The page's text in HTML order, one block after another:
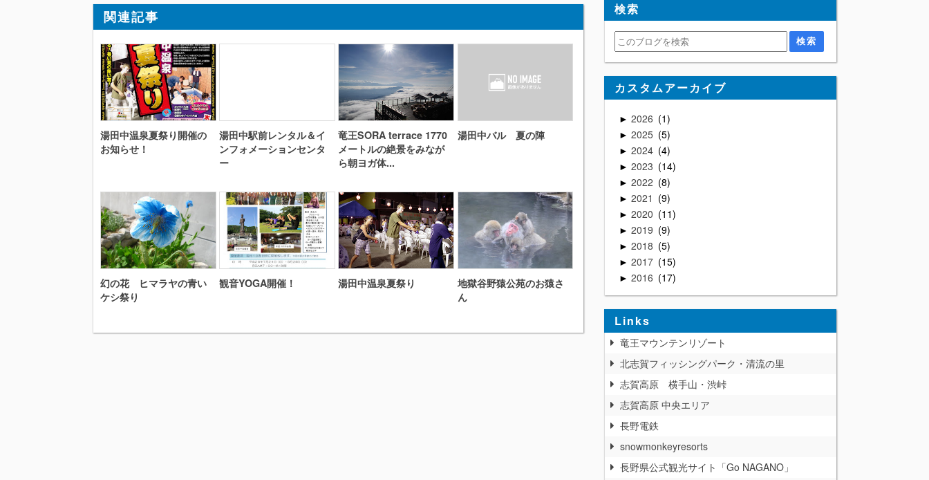
関連記事
湯田中温泉夏祭り開催の
お知らせ！
湯田中駅前レンタル＆イ
ンフォメーションセンタ
ー
竜王SORA terrace 1770
メートルの絶景をみなが
ら朝ヨガ体...
湯田中バル 夏の陣
幻の花 ヒマラヤの青い
ケシ祭り
観音YOGA開催！ 湯田中温泉夏祭り
地獄谷野猿公苑のお猿さ
ん
検索
カスタムアーカイブ
► 2026 1
► 2025 5
► 2024 4
► 2023 14
► 2022 8
► 2021 9
► 2020 11
► 2019 9
► 2018 5
► 2017 15
► 2016 17
Links
竜王マウンテンリゾート
北志賀フィッシングパーク・清流の里
志賀高原 横手山・渋峠
志賀高原 中央エリア
長野電鉄
snowmonkeyresorts
長野県公式観光サイト「Go NAGANO」